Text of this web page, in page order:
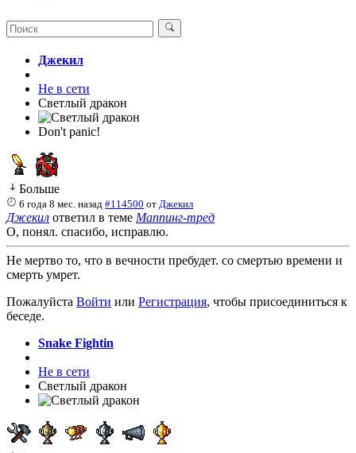
Джекил
Не в сети
Светлый дракон
Don't panic!
Больше
6 года 8 мес. назад #114500 от Джекил
Джекил ответил в теме Маппинг-тред
О, понял. спасибо, исправлю.
Не мертво то, что в вечности пребудет. со смертью времени и
смерть умрет.
Пожалуйста Войти или Регистрация, чтобы присоединиться к
беседе.
Snake Fightin
Не в сети
Светлый дракон